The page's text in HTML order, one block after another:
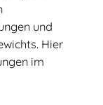
und
Hier
im